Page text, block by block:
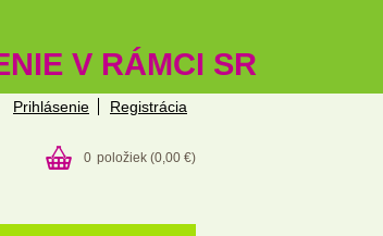
V RÁMCI SR
Prihlásenie Registrácia
0 položiek (0,00 €)